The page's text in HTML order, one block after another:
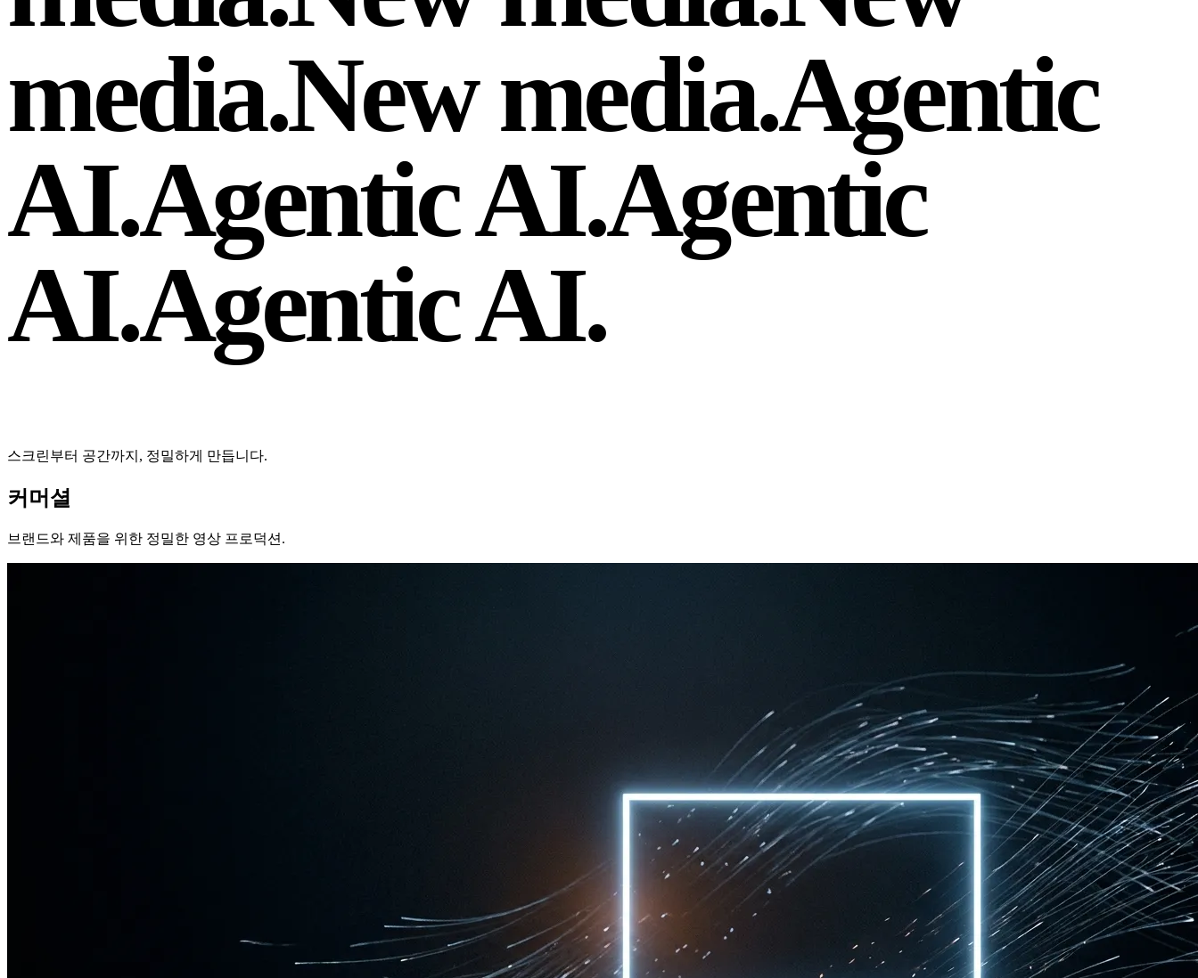
media.New media.Agentic
AI.Agentic AI.Agentic
AI.Agentic AI.
스크린부터 공간까지, 정밀하게 만듭니다.
커머셜
브랜드와 제품을 위한 정밀한 영상 프로덕션.